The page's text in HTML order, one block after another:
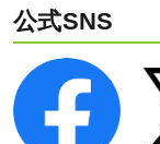
公式SNS